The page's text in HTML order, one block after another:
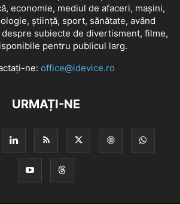
economie, mediul de afaceri, mașini,
știință, sport, sănătate, având
subiecte de divertisment, filme,
pentru publicul larg.
ne: office@idevice.ro
URMAȚI-NE